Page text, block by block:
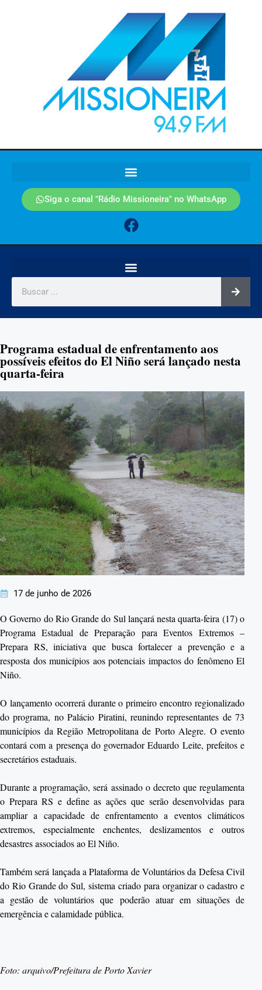
Siga o canal "Rádio Missioneira" no WhatsApp
Programa estadual de enfrentamento aos
possíveis efeitos do El Niño será lançado nesta
quarta-feira
17 de junho de 2026
O Governo do Rio Grande do Sul lançará nesta quarta-feira (17) o
Programa Estadual de Preparação para Eventos Extremos –
Prepara RS, iniciativa que busca fortalecer a prevenção e a
resposta dos municípios aos potenciais impactos do fenômeno El
Niño.
O lançamento ocorrerá durante o primeiro encontro regionalizado
do programa, no Palácio Piratini, reunindo representantes de 73
municípios da Região Metropolitana de Porto Alegre. O evento
contará com a presença do governador Eduardo Leite, prefeitos e
secretários estaduais.
Durante a programação, será assinado o decreto que regulamenta
o Prepara RS e define as ações que serão desenvolvidas para
ampliar a capacidade de enfrentamento a eventos climáticos
extremos, especialmente enchentes, deslizamentos e outros
desastres associados ao El Niño.
Também será lançada a Plataforma de Voluntários da Defesa Civil
do Rio Grande do Sul, sistema criado para organizar o cadastro e
a gestão de voluntários que poderão atuar em situações de
emergência e calamidade pública.
Foto: arquivo/Prefeitura de Porto Xavier